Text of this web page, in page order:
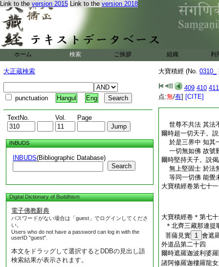
Link to the version 2015 Link to the version 2018
ホーム 検索 ご挨拶 組織 利
大正蔵検索
punctuation Hangul Eng
TextNo. Vol. Page
INBUDS
INBUDS(Bibliographic Database)
Search
Digital Dictionary of Buddhism
電子佛教辭典
パスワードがない場合は「guest」でログインしてくださ
い。
Users who do not have a password can log in with the
userID "guest".
本文をドラッグして選択するとDDBの見出し語
検索結果が表示されます。
大寶積經 (No. 0310_
409 410 411
点:無/有] [CITE]
世尊不共法 其法
爾時超一切天子。
於是三界中 知其
一切無如佛 故號
爾時堅持天子。説
無上堅固士 於法
等同一切佛 能覺
大寶積經卷第七十一
大寶積經卷＊第七
＊北齊三藏那連提
菩薩見實 1 會遮
外道品第二十四
爾時遮羅迦波利婆
諸阿修羅迦樓羅龍